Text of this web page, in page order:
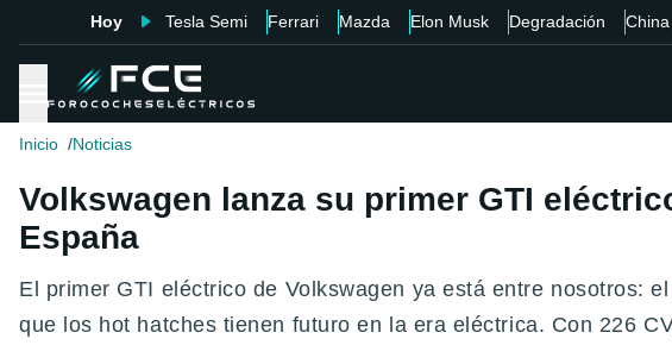
Hoy Tesla Semi Ferrari Mazda Elon Musk Degradación
Inicio Noticias
Volkswagen lanza su primer GTI
España
El primer GTI eléctrico de Volkswagen ya está entre nosotros:
que los hot hatches tienen futuro en la era eléctrica. Con 226